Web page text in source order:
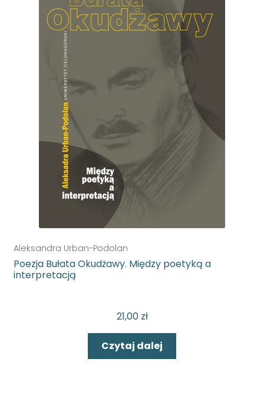
Aleksandra Urban-Podolan
Poezja Bułata Okudżawy. Między poetyką a
interpretacją
21,00 zł
Czytaj dalej